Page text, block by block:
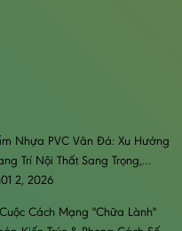
Nhựa PVC Vân Đá: Xu Hướng
Trí Nội Thất Sang Trọng,
Cấp & Bền Bỉ
2, 2026
Cách Mạng "Chữa Lành"